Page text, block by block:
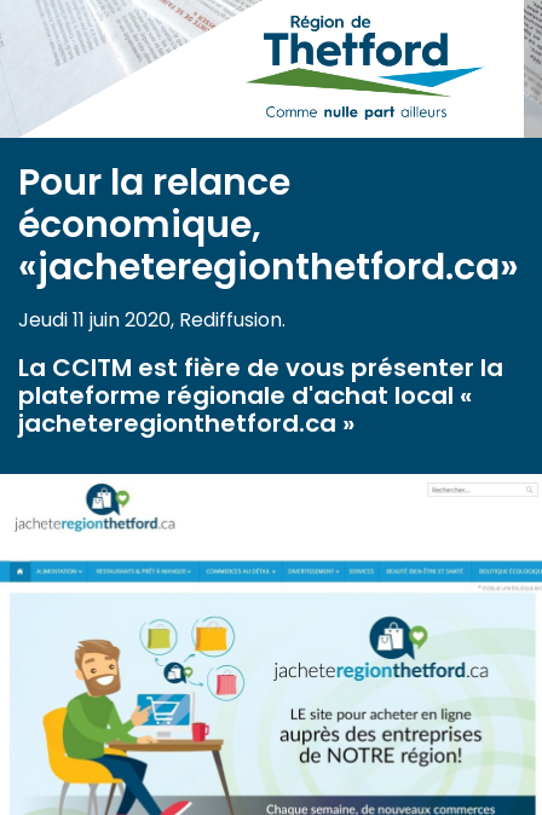
Pour la relance
économique,
«jacheteregionthetford.ca»
Jeudi 11 juin 2020, Rediffusion.
La CCITM est fière de vous présenter la
plateforme régionale d'achat local «
jacheteregionthetford.ca »